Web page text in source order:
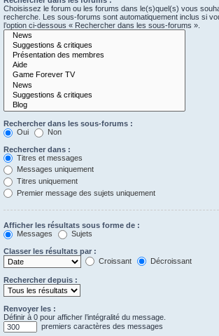
Choisissez le forum ou les forums dans le(s)quel(s) vous
recherche. Les sous-forums sont automatiquement inclus si
l’option ci-dessous « Rechercher dans les sous-forums ».
Rechercher dans les sous-forums :
Oui
Non
Rechercher dans :
Titres et messages
Messages uniquement
Titres uniquement
Premier message des sujets uniquement
Afficher les résultats sous forme de :
Messages
Sujets
Classer les résultats par :
Croissant
Décroissant
Rechercher depuis :
Renvoyer les :
Définir à 0 pour afficher l’intégralité du message.
premiers caractères des messages